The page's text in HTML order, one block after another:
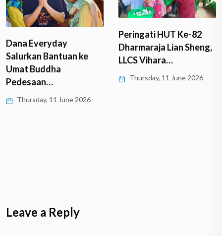
Dana Everyday
Salurkan Bantuan ke
Umat Buddha
Pedesaan…
Thursday, 11 June 2026
Peringati HUT Ke-82
Dharmaraja Lian Sheng,
LLCS Vihara…
Thursday, 11 June 2026
Leave a Reply